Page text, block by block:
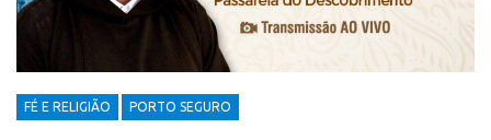
FÉ E RELIGIÃO PORTO SEGURO